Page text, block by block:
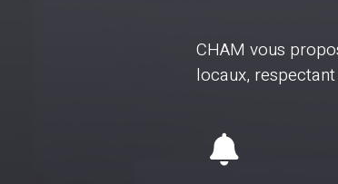
CHAM vous
locaux,
